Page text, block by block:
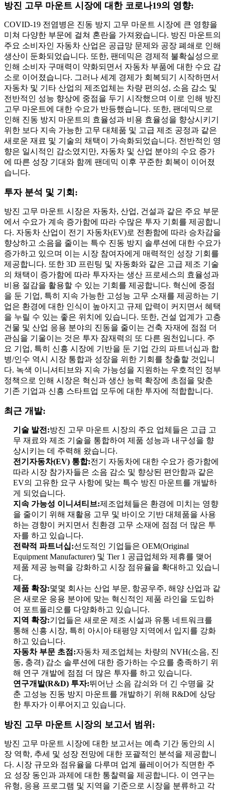
방진 고무 마운트 시장에 대한 코로나19의 영향:
COVID-19 전염병은 진동 방지 고무 마운트 시장에 큰 영향을
미쳐 다양한 부문에 걸쳐 혼란을 가져왔습니다. 방진 마운트의
주요 소비자인 자동차 산업은 공급망 문제와 공장 폐쇄로 인해
생산이 둔화되었습니다. 또한, 팬데믹은 경제적 불확실성으로
인해 소비자 구매력이 약화되면서 자동차 부품에 대한 수요 감
소로 이어졌습니다. 그러나 세계 경제가 회복되기 시작하면서
자동차 및 기타 산업의 제조업체는 차량 편의성, 소음 감소 및
전반적인 성능 향상에 중점을 두기 시작했으며 이로 인해 방진
고무 마운트에 대한 수요가 반등했습니다. 또한, 팬데믹으로
인해 진동 방지 마운트의 효율성과 비용 효율성을 향상시키기
위한 보다 지속 가능한 고무 대체품 및 고급 제조 공정과 같은
새로운 재료 및 기술의 채택이 가속화되었습니다. 전반적인 영
향은 일시적인 감소였지만, 자동차 및 산업 분야의 수요 증가
에 따른 성장 기대와 함께 팬데믹 이후 꾸준한 회복이 이어졌
습니다.
투자 분석 및 기회:
방진 고무 마운트 시장은 자동차, 산업, 건설과 같은 주요 부문
에서 수요가 계속 증가함에 따라 수많은 투자 기회를 제공합니
다. 자동차 산업이 전기 자동차(EV)로 전환함에 따라 승차감을
향상하고 소음을 줄이는 특수 진동 방지 솔루션에 대한 수요가
증가하고 있으며 이는 시장 참여자에게 매력적인 성장 기회를
제공합니다. 또한 3D 프린팅 및 자동화와 같은 고급 제조 기술
의 채택이 증가함에 따라 투자자는 생산 프로세스의 효율성과
비용 절감을 활용할 수 있는 기회를 제공합니다. 혁신에 중점
을 둔 기업, 특히 지속 가능한 고성능 고무 소재를 제공하는 기
업은 환경에 대한 인식이 높아지고 규제 압력이 커지면서 혜택
을 누릴 수 있는 좋은 위치에 있습니다. 또한, 건설 업계가 고층
건물 및 산업 응용 분야의 진동을 줄이는 건축 자재에 점점 더
관심을 기울이는 것은 투자 잠재력의 또 다른 원천입니다. 주
요 기업, 특히 신흥 시장에 기반을 둔 기업 간의 파트너십과 합
병/인수 역시 시장 통합과 성장을 위한 기회를 창출할 것입니
다. 녹색 이니셔티브와 지속 가능성을 지원하는 우호적인 정부
정책으로 인해 시장은 혁신과 생산 능력 확장에 초점을 맞춘
기존 기업과 신흥 스타트업 모두에 대한 투자에 적합합니다.
최근 개발:
기술 발전:방진 고무 마운트 시장의 주요 업체들은 고급 고
무 재료와 제조 기술을 통합하여 제품 성능과 내구성을 향
상시키는 데 주력해 왔습니다.
전기자동차(EV) 통합:전기 자동차에 대한 수요가 증가함에
따라 시장 참가자들은 소음 감소 및 향상된 편안함과 같은
EV의 고유한 요구 사항에 맞는 특수 방진 마운트를 개발하
게 되었습니다.
지속 가능성 이니셔티브:제조업체들은 환경에 미치는 영향
을 줄이기 위해 재활용 고무 및 바이오 기반 대체품을 사용
하는 경향이 커지면서 친환경 고무 소재에 점점 더 많은 투
자를 하고 있습니다.
전략적 파트너십:선도적인 기업들은 OEM(Original
Equipment Manufacturer) 및 Tier 1 공급업체와 제휴를 맺어
제품 제공 능력을 강화하고 시장 점유율을 확대하고 있습니
다.
제품 확장:몇몇 회사는 산업 부문, 항공우주, 해양 산업과 같
은 새로운 응용 분야에 맞는 혁신적인 제품 라인을 도입하
여 포트폴리오를 다양화하고 있습니다.
지역 확장:기업들은 새로운 제조 시설과 유통 네트워크를
통해 신흥 시장, 특히 아시아 태평양 지역에서 입지를 강화
하고 있습니다.
자동차 부문 초점:자동차 제조업체는 차량의 NVH(소음, 진
동, 충격) 감소 솔루션에 대한 증가하는 수요를 충족하기 위
해 연구 개발에 점점 더 많은 투자를 하고 있습니다.
연구개발(R&D) 투자:뛰어난 소음 감쇠와 더 긴 수명을 갖
춘 고성능 진동 방지 마운트를 개발하기 위해 R&D에 상당
한 투자가 이루어지고 있습니다.
방진 고무 마운트 시장의 보고서 범위:
방진 고무 마운트 시장에 대한 보고서는 예측 기간 동안의 시
장 역학, 추세 및 성장 전망에 대한 포괄적인 분석을 제공합니
다. 시장 규모와 점유율을 다루며 업계 플레이어가 직면한 주
요 성장 동인과 과제에 대한 통찰력을 제공합니다. 이 연구는
유형, 응용 프로그램 및 지역을 기준으로 시장을 분류하고 각